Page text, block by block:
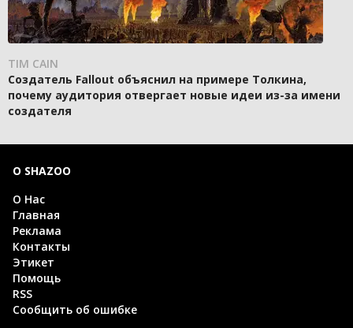
TIM CAIN
Создатель Fallout объяснил на примере Толкина,
почему аудитория отвергает новые идеи из-за имени
создателя
О SHAZOO
О Нас
Главная
Реклама
Контакты
Этикет
Помощь
RSS
Сообщить об ошибке